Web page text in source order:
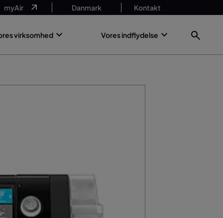
myAir Danmark Kontakt
virksomhed Vores indflydelse